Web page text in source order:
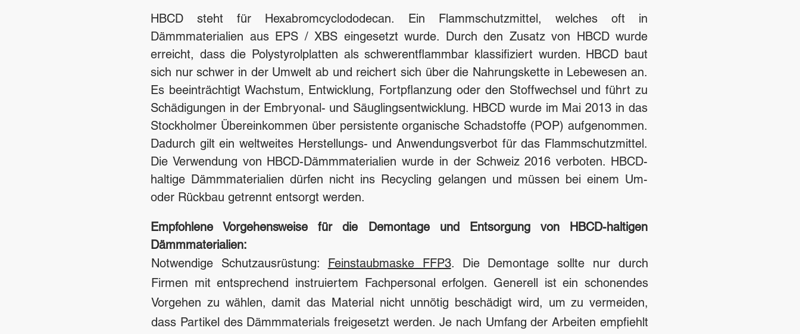
HBCD steht für Hexabromcyclododecan. Ein Flammschutzmittel, welches oft in
Dämmmaterialien aus EPS / XBS eingesetzt wurde. Durch den Zusatz von HBCD wurde
erreicht, dass die Polystyrolplatten als schwerentflammbar klassifiziert wurden. HBCD baut
sich nur schwer in der Umwelt ab und reichert sich über die Nahrungskette in Lebewesen an.
Es beeinträchtigt Wachstum, Entwicklung, Fortpflanzung oder den Stoffwechsel und führt zu
Schädigungen in der Embryonal- und Säuglingsentwicklung. HBCD wurde im Mai 2013 in das
Stockholmer Übereinkommen über persistente organische Schadstoffe (POP) aufgenommen.
Dadurch gilt ein weltweites Herstellungs- und Anwendungsverbot für das Flammschutzmittel.
Die Verwendung von HBCD-Dämmmaterialien wurde in der Schweiz 2016 verboten. HBCD-
haltige Dämmmaterialien dürfen nicht ins Recycling gelangen und müssen bei einem Um-
oder Rückbau getrennt entsorgt werden.
Empfohlene Vorgehensweise für die Demontage und Entsorgung von HBCD-haltigen
Dämmmaterialien:
Notwendige Schutzausrüstung: Feinstaubmaske FFP3. Die Demontage sollte nur durch
Firmen mit entsprechend instruiertem Fachpersonal erfolgen. Generell ist ein schonendes
Vorgehen zu wählen, damit das Material nicht unnötig beschädigt wird, um zu vermeiden,
dass Partikel des Dämmmaterials freigesetzt werden. Je nach Umfang der Arbeiten empfiehlt